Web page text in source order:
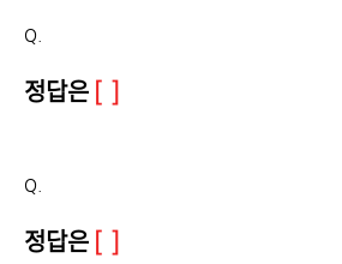
Q.
정답은 [ ]
Q.
정답은 [ ]